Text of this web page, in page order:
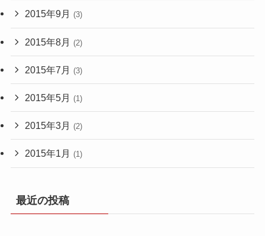
2015年9月 (3)
2015年8月 (2)
2015年7月 (3)
2015年5月 (1)
2015年3月 (2)
2015年1月 (1)
最近の投稿